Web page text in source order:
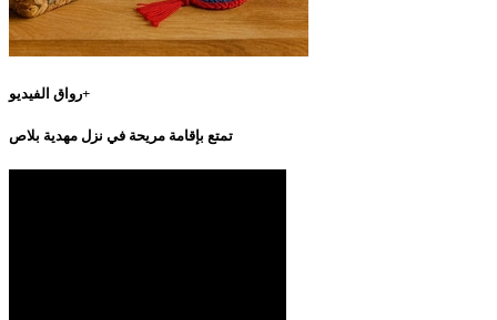
رواق الفيديو+
تمتع بإقامة مريحة في نزل مهدية بلاص